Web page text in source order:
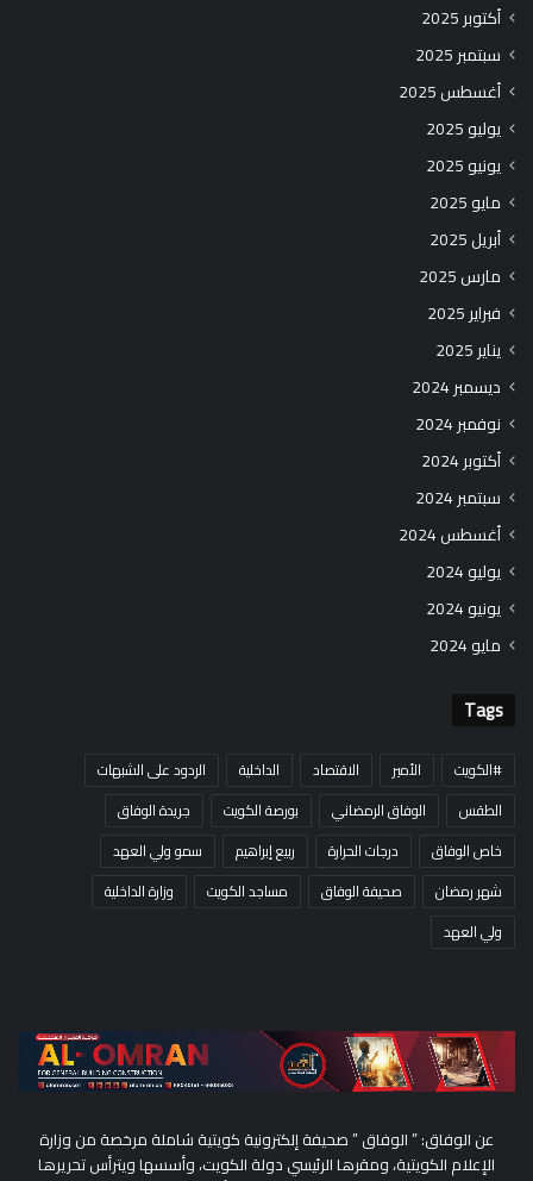
أكتوبر 2025
سبتمبر 2025
أغسطس 2025
يوليو 2025
يونيو 2025
مايو 2025
أبريل 2025
مارس 2025
فبراير 2025
يناير 2025
ديسمبر 2024
نوفمبر 2024
أكتوبر 2024
سبتمبر 2024
أغسطس 2024
يوليو 2024
يونيو 2024
مايو 2024
Tags
#الكويت الأمير الاقتصاد الداخلية
الردود على الشبهات
الطقس
الوفاق الرمضاني بورصة الكويت
جريدة الوفاق
خاص الوفاق
درجات الحرارة ربيع إبراهيم
سمو ولي العهد
شهر رمضان
صحيفة الوفاق مساجد الكويت
وزارة الداخلية
ولي العهد
عن الوفاق: ” الوفاق ” صحيفة إلكترونية كويتية شاملة مرخصة من وزارة
الإعلام الكويتية، ومقرها الرئيسي دولة الكويت، وأسسها ويترأس تحريرها